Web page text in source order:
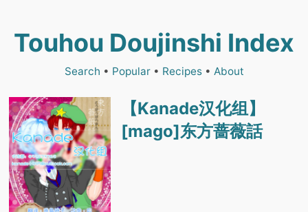
Touhou Doujinshi Index
Search • Popular• Recipes• About
【Kanade汉化组】
[mago]东方蔷薇話